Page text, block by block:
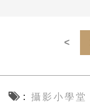
攝影小學堂